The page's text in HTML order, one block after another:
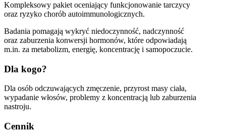
Kompleksowy pakiet oceniający funkcjonowanie tarczycy
oraz ryzyko chorób autoimmunologicznych.
Badania pomagają wykryć niedoczynność, nadczynność
oraz zaburzenia konwersji hormonów, które odpowiadają
m.in. za metabolizm, energię, koncentrację i samopoczucie.
Dla kogo?
Dla osób odczuwających zmęczenie, przyrost masy ciała,
wypadanie włosów, problemy z koncentracją lub zaburzenia
nastroju.
Cennik